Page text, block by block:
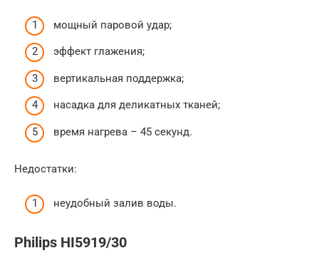
мощный паровой удар;
эффект глажения;
вертикальная поддержка;
насадка для деликатных тканей;
время нагрева – 45 секунд.
Недостатки:
неудобный залив воды.
Philips HI5919/30